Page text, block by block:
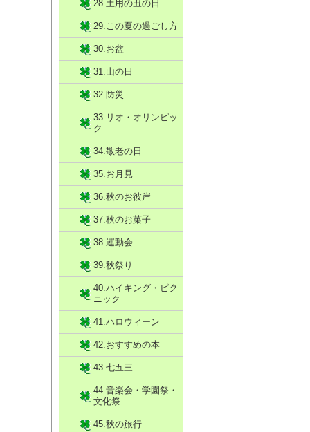
28.土用の丑の日
29.この夏の過ごし方
30.お盆
31.山の日
32.防災
33.リオ・オリンピッ
ク
34.敬老の日
35.お月見
36.秋のお彼岸
37.秋のお菓子
38.運動会
39.秋祭り
40.ハイキング・ピク
ニック
41.ハロウィーン
42.おすすめの本
43.七五三
44.音楽会・学園祭・
文化祭
45.秋の旅行